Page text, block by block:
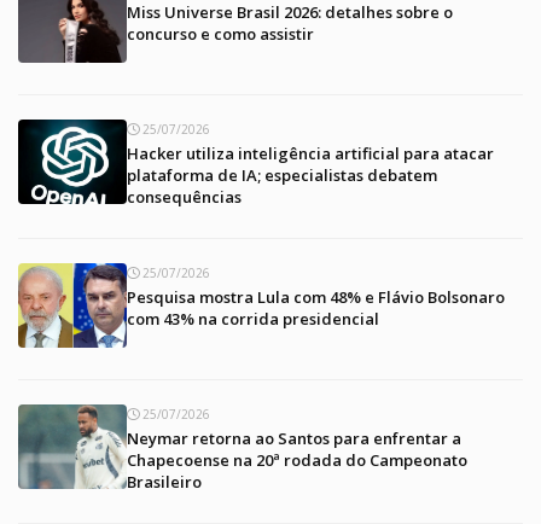
Miss Universe Brasil 2026: detalhes sobre o
concurso e como assistir
25/07/2026
Hacker utiliza inteligência artificial para atacar
plataforma de IA; especialistas debatem
consequências
25/07/2026
Pesquisa mostra Lula com 48% e Flávio Bolsonaro
com 43% na corrida presidencial
25/07/2026
Neymar retorna ao Santos para enfrentar a
Chapecoense na 20ª rodada do Campeonato
Brasileiro